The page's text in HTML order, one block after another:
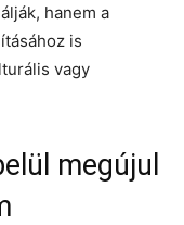
hanem a
is
vagy
megújul